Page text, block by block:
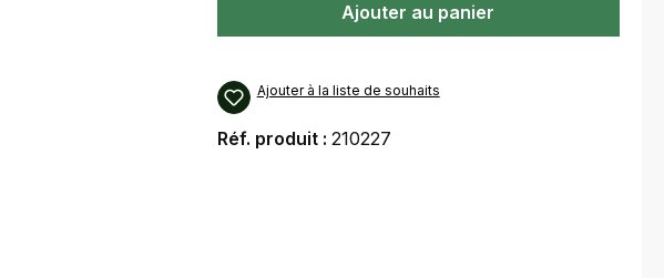
Ajouter au panier
Ajouter à la liste de souhaits
Réf. produit : 210227